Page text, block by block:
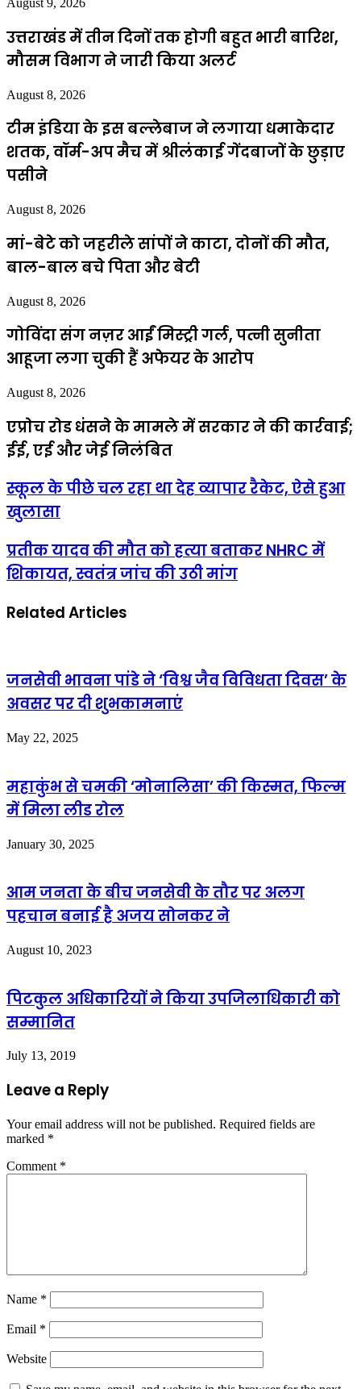
August 9, 2026
उत्तराखंड में तीन दिनों तक होगी बहुत भारी बारिश,
मौसम विभाग ने जारी किया अलर्ट
August 8, 2026
टीम इंडिया के इस बल्लेबाज ने लगाया धमाकेदार
शतक, वॉर्म-अप मैच में श्रीलंकाई गेंदबाजों के छुड़ाए
पसीने
August 8, 2026
मां-बेटे को जहरीले सांपों ने काटा, दोनों की मौत,
बाल-बाल बचे पिता और बेटी
August 8, 2026
गोविंदा संग नज़र आईं मिस्ट्री गर्ल, पत्नी सुनीता
आहूजा लगा चुकी हैं अफेयर के आरोप
August 8, 2026
एप्राेच रोड धंसने के मामले में सरकार ने की कार्रवाई;
ईई, एई और जेई निलंबित
स्कूल के पीछे चल रहा था देह व्यापार रैकेट, ऐसे हुआ
खुलासा
प्रतीक यादव की मौत को हत्या बताकर NHRC में
शिकायत, स्वतंत्र जांच की उठी मांग
Related Articles
जनसेवी भावना पांडे ने ‘विश्व जैव विविधता दिवस’ के
अवसर पर दी शुभकामनाएं
May 22, 2025
महाकुंभ से चमकी ‘मोनालिसा’ की किस्मत, फिल्म
में मिला लीड रोल
January 30, 2025
आम जनता के बीच जनसेवी के तौर पर अलग
पहचान बनाई है अजय सोनकर ने
August 10, 2023
पिटकुल अधिकारियों ने किया उपजिलाधिकारी को
सम्मानित
July 13, 2019
Leave a Reply
Your email address will not be published. Required fields are
marked *
Comment *
Name *
Email *
Website